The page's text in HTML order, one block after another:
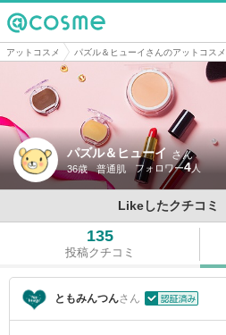
@cosme
アットコスメ パズル＆ヒューイさんのアットコスメ
パズル＆ヒューイ さん
36歳 普通肌 4
Likeしたクチコミ
135
投稿クチコミ
ともみんつんさん